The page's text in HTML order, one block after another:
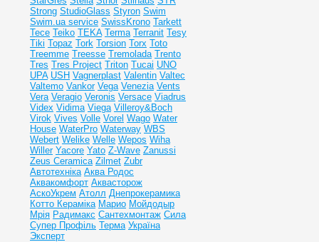
Strong StudioGlass Styron Swim
Swim.ua service SwissKrono Tarkett
Tece Teiko TEKA Terma Terranit Tesy
Tiki Topaz Tork Torsion Torx Toto
Treemme Treesse Tremolada Trento
Tres Tres Project Triton Tucai UNO
UPA USH Vagnerplast Valentin Valtec
Valtemo Vankor Vega Venezia Vents
Vera Veragio Veronis Versace Viadrus
Videx Vidima Viega Villeroy&Boch
Virok Vives Volle Vorel Wago Water
House WaterPro Waterway WBS
Webert Welike Welle Wepos Wiha
Willer Yacore Yato Z-Wave Zanussi
Zeus Ceramica Zilmet Zubr
Автотехніка Аква Родос
Аквакомфорт Аквасторож
АскоУкрем Атолл Днепрокерамика
Котто Кераміка Марио Мойдодыр
Мрія Радимакс Сантехмонтаж Сила
Супер Профіль Терма Україна
Эксперт